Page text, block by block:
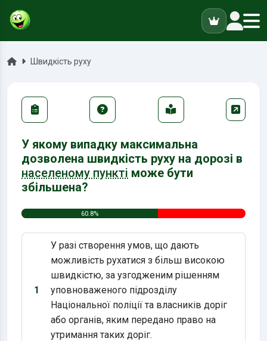
ГоловнаШвидкість руху
У якому випадку максимальна
дозволена швидкість руху на дорозі в
населеному пункті може бути
збільшена?
60.8%
Варіант 1:
1
У разі створення умов, що дають
можливість рухатися з більш високою
швидкістю, за узгодженим рішенням
уповноваженого підрозділу
Національної поліції та власників доріг
або органів, яким передано право на
утримання таких доріг.